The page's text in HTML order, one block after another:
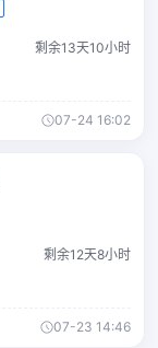
剩余13天10小时
07-24 16:02
剩余12天8小时
07-23 14:46